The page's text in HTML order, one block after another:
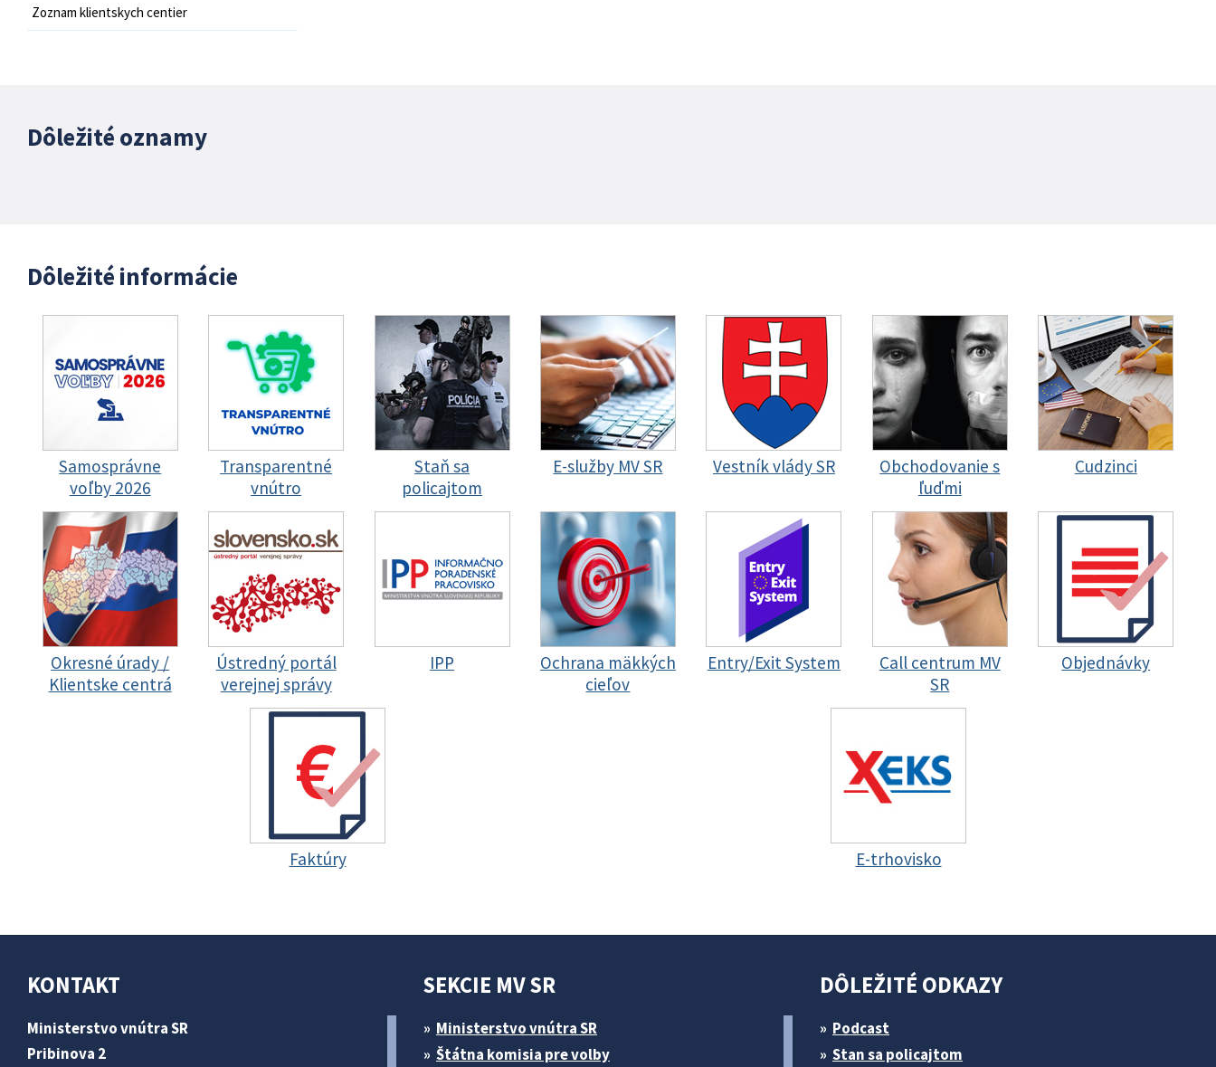
Zoznam klientskych centier
Dôležité oznamy
Dôležité informácie
Samosprávne
voľby 2026
Transparentné
vnútro
Staň sa
policajtom
E-služby MV SR Vestník vlády SR
Obchodovanie s
ľuďmi
Cudzinci
Okresné úrady /
Klientske centrá
Ústredný portál
verejnej správy
IPP
Ochrana mäkkých
cieľov
Entry/Exit System
Call centrum MV
SR
Objednávky
Faktúry E-trhovisko
KONTAKT
Ministerstvo vnútra SR
Pribinova 2
SEKCIE MV SR
Ministerstvo vnútra SR
Štátna komisia pre volby
DÔLEŽITÉ ODKAZY
Podcast
Stan sa policajtom